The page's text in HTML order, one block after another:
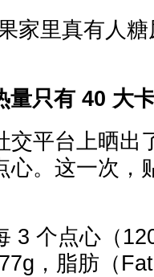
家里真有人
量只有 40 大
交平台上晒出
心。这一次，
3 个点心（
，脂肪（